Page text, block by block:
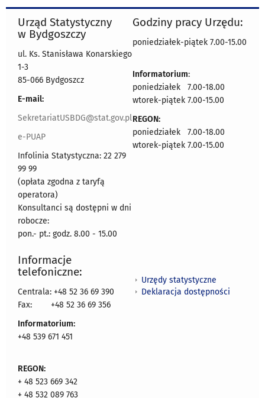
Urząd Statystyczny
w Bydgoszczy
ul. Ks. Stanisława Konarskiego
1-3
85-066 Bydgoszcz
E-mail:
SekretariatUSBDG@stat.gov.pl
e-PUAP
Infolinia Statystyczna: 22 279
99 99
(opłata zgodna z taryfą
operatora)
Konsultanci są dostępni w dni
robocze:
pon.- pt.: godz. 8.00 - 15.00
Godziny pracy Urzędu:
poniedziałek-piątek 7.00-15.00
Informatorium:
poniedziałek 7.00-18.00
wtorek-piątek 7.00-15.00
REGON:
poniedziałek 7.00-18.00
wtorek-piątek 7.00-15.00
Informacje
telefoniczne:
Centrala: +48 52 36 69 390
Fax:
+48 52 36 69 356
Informatorium:
+48 539 671 451
REGON:
+ 48 523 669 342
+ 48 532 089 763
Urzędy statystyczne
Deklaracja dostępności